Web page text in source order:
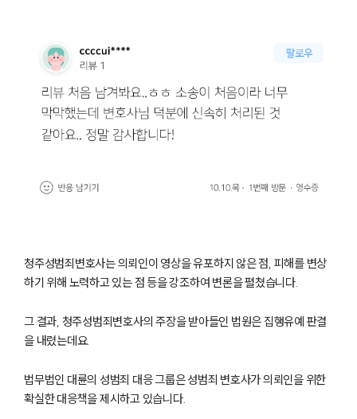
청주성범죄변호사는 의뢰인이 영상을 유포하지 않은 점, 피해를 변상
하기 위해 노력하고 있는 점 등을 강조하여 변론을 펼쳤습니다.
그 결과, 청주성범죄변호사의 주장을 받아들인 법원은 집행유예 판결
을 내렸는데요.
법무법인 대륜의 성범죄 대응 그룹은 성범죄 변호사가 의뢰인을 위한
확실한 대응책을 제시하고 있습니다.